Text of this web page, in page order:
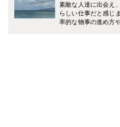
素敵な人達に出会え
らしい仕事だと感じ
率的な物事の進め方